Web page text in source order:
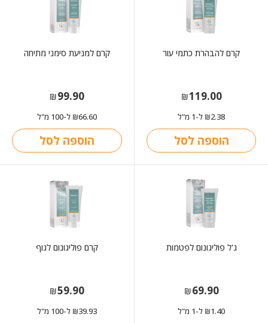
קרם להבהרת כתמי עור
₪119.00
₪2.38 ל-1 מ"ל
הוספה לסל
קרם למניעת סימני מתיחה
₪99.90
₪66.60 ל-100 מ"ל
הוספה לסל
ג'ל פוליגונום לפטמות
₪69.90
₪1.40 ל-1 מ"ל
קרם פוליגונום לגוף
₪59.90
₪39.93 ל-100 מ"ל